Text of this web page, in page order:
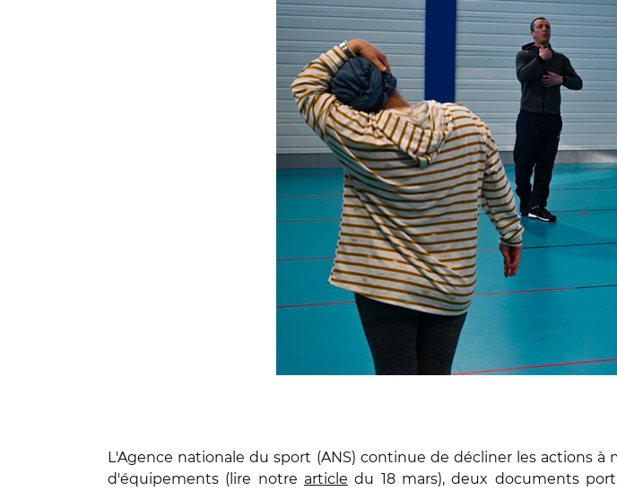
L'Agence nationale du sport (ANS) continue de décliner les actions
d'équipements (lire notre article du 18 mars), deux documents